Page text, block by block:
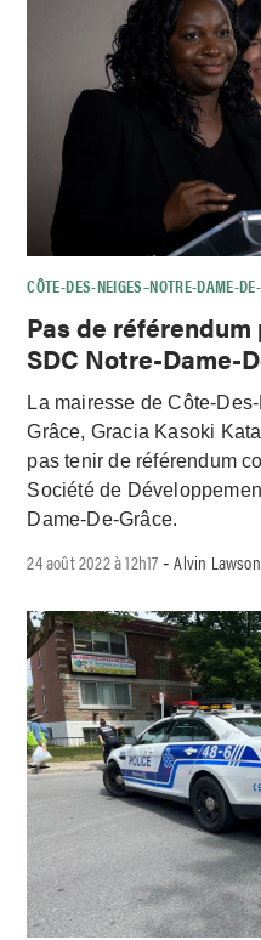
CÔTE-DES-NEIGES–NOTRE-DAME-
Pas de
SDC Notre-Dame-
La mairesse de Côte-
Grâce, Gracia Kasoki
pas tenir de référendum
Société de
Dame-De-Grâce.
24 août 2022 à 12h17 -Alvin Lawson